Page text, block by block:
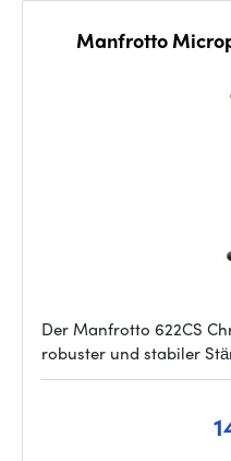
Manfrotto
Der Manfrotto 622CS
robuster und stabiler